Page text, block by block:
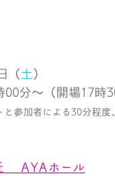
（ 土 ）
分～（開場17時
参加者による30分程度
　 AYAホール